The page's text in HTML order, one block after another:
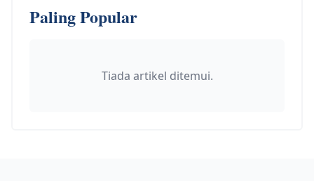
Paling Popular
Tiada artikel ditemui.